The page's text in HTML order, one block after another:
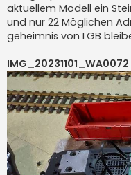
aktuellem Modell ein
und nur 22 Möglichen
geheimnis von LGB
IMG_20231101_WA0072